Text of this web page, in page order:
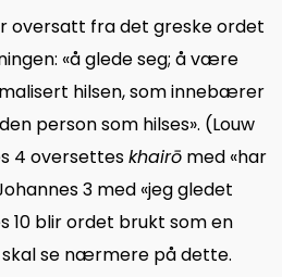
oversatt fra det greske ordet
«å glede seg; å være
hilsen, som innebærer
person som hilses». (Louw
4 oversetteskhairōmed «har
3 med «jeg gledet
10 blir ordet brukt som en
se nærmere på dette.